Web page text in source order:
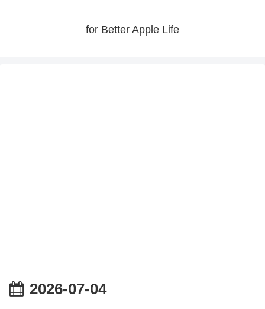
for Better Apple Life
2026-07-04